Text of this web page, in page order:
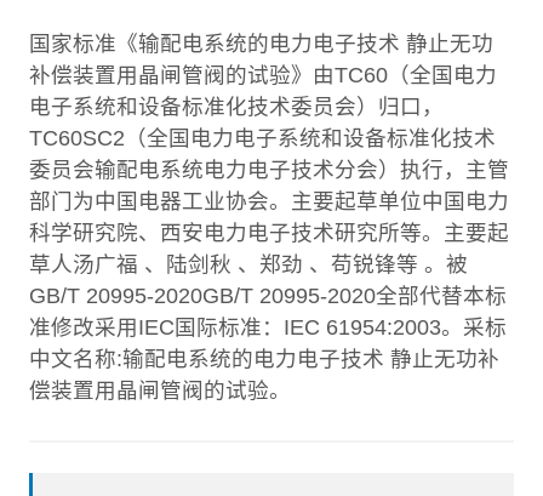
国家标准《输配电系统的电力电子技术 静止无功
补偿装置用晶闸管阀的试验》由TC60（全国电力
电子系统和设备标准化技术委员会）归口，
TC60SC2（全国电力电子系统和设备标准化技术
委员会输配电系统电力电子技术分会）执行，主管
部门为中国电器工业协会。主要起草单位中国电力
科学研究院、西安电力电子技术研究所等。主要起
草人汤广福 、陆剑秋 、郑劲 、苟锐锋等 。被
GB/T 20995-2020GB/T 20995-2020全部代替本标
准修改采用IEC国际标准：IEC 61954:2003。采标
中文名称:输配电系统的电力电子技术 静止无功补
偿装置用晶闸管阀的试验。